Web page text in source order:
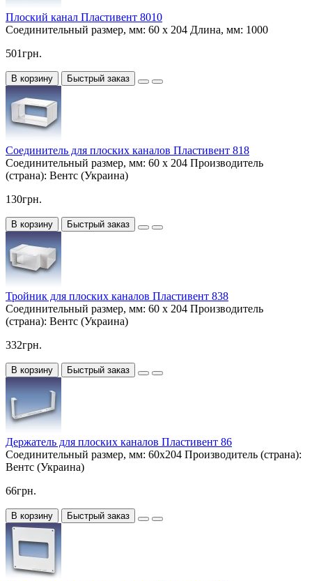
Плоский канал Пластивент 8010
Соединительный размер, мм: 60 х 204 Длина, мм: 1000
501грн.
В корзину Быстрый заказ
Соединитель для плоских каналов Пластивент 818
Соединительный размер, мм: 60 х 204 Производитель
(страна): Вентс (Украина)
130грн.
В корзину Быстрый заказ
Тройник для плоских каналов Пластивент 838
Соединительный размер, мм: 60 х 204 Производитель
(страна): Вентс (Украина)
332грн.
В корзину Быстрый заказ
Держатель для плоских каналов Пластивент 86
Соединительный размер, мм: 60х204 Производитель (страна):
Вентс (Украина)
66грн.
В корзину Быстрый заказ